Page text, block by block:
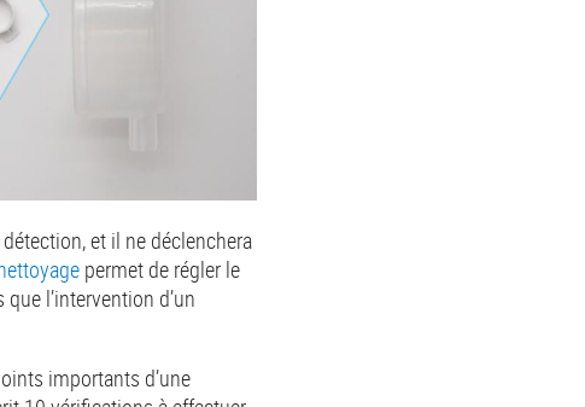
et il ne déclenchera
permet de régler le
l’intervention d’un
importants d’une